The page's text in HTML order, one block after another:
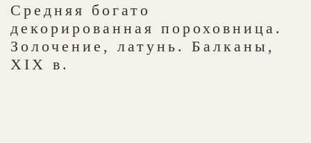
Средняя богато
декорированная пороховница.
Золочение, латунь. Балканы,
XIX в.